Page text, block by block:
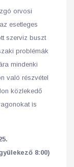
orvosi
esetleges
szerviz buszt
problémák
mindenki
való részvétel
közlekedő
is
8:00)